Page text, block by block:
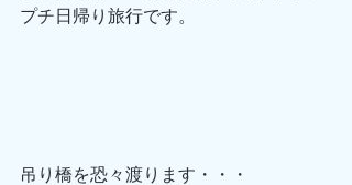
プチ日帰り旅行です。
吊り橋を恐々渡ります・・・